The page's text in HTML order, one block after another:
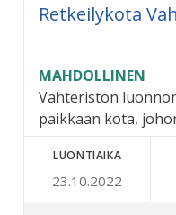
Retkeilykota
MAHDOLLINEN
Vahteriston
paikkaan kota,
LUONTIAIKA
23.10.2022